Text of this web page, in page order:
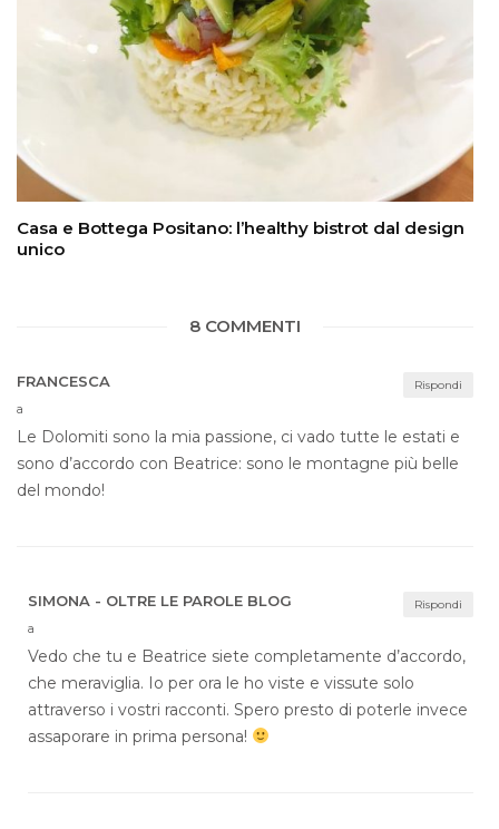
Casa e Bottega Positano: l’healthy bistrot dal design
unico
8 COMMENTI
Rispondi
FRANCESCA
a
Le Dolomiti sono la mia passione, ci vado tutte le estati e
sono d’accordo con Beatrice: sono le montagne più belle
del mondo!
Rispondi
SIMONA - OLTRE LE PAROLE BLOG
a
Vedo che tu e Beatrice siete completamente d’accordo,
che meraviglia. Io per ora le ho viste e vissute solo
attraverso i vostri racconti. Spero presto di poterle invece
assaporare in prima persona!